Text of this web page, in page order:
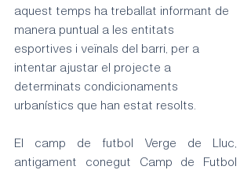
aquest temps ha treballat informant de
manera puntual a les entitats
esportives i veïnals del barri, per a
intentar ajustar el projecte a
determinats condicionaments
urbanístics que han estat resolts.
El camp de futbol Verge de Lluc,
antigament conegut Camp de Futbol